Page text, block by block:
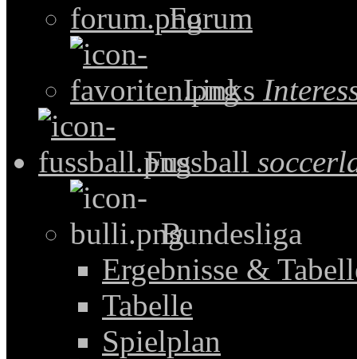
Forum
Links
Fussball
Bundesliga
Ergebnisse &
Tabelle
Spielplan